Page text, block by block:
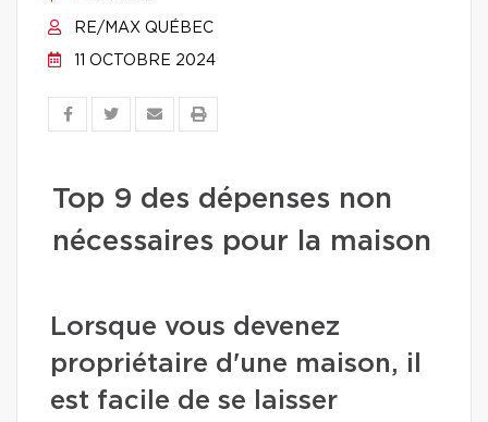
RE/MAX QUÉBEC
11 OCTOBRE 2024
Top 9 des dépenses non
nécessaires pour la maison
Lorsque vous devenez
propriétaire d'une maison, il
est facile de se laisser